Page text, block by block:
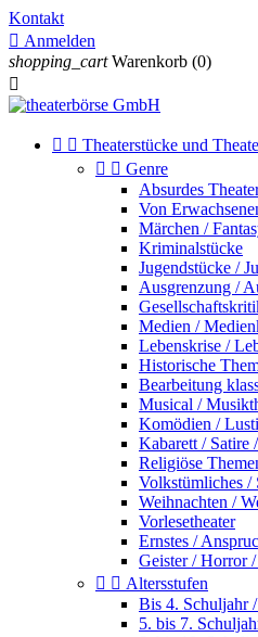
Kontakt
 Anmelden
shopping_cart Warenkorb (0)

  Theaterstücke und
  Genre
Absurdes
Von
Märchen /
Kriminalstücke
Jugendstücke /
Ausgrenzung /
Medien /
Lebenskrise /
Historische
Bearbeitung
Musical /
Komödien /
Kabarett / Satire
Religiöse
Volkstümliches /
Weihnachten /
Vorlesetheater
Ernstes /
Geister / Horror
  Altersstufen
Bis 4. Schuljahr
5. bis 7.